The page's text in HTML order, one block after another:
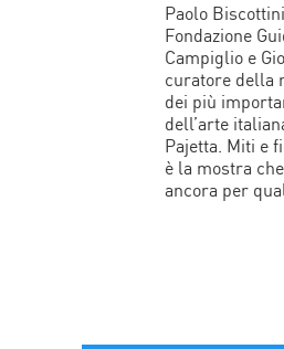
Paolo
Fondazione
Campiglio e
curatore della
dei più
dell’arte
Pajetta. Miti e
è la mostra
ancora per